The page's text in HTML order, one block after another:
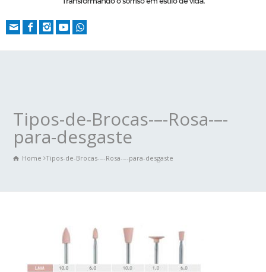
Tipos-de-Brocas-–-Rosa-–-
para-desgaste
Home Tipos-de-Brocas-–-Rosa-–-para-desgaste